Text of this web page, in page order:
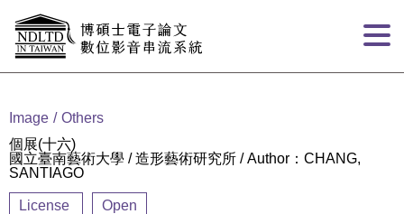
Image
Others
個展(十六)
國立臺南藝術大學 / 造形藝術研究所 / Author：CHANG,
SANTIAGO
License Open